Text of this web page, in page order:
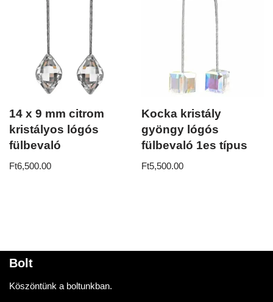
14 x 9 mm citrom
kristályos lógós
fülbevaló
Ft6,500.00
Kocka kristály
gyöngy lógós
fülbevaló 1es típus
Ft5,500.00
Bolt
Köszöntünk a boltunkban.